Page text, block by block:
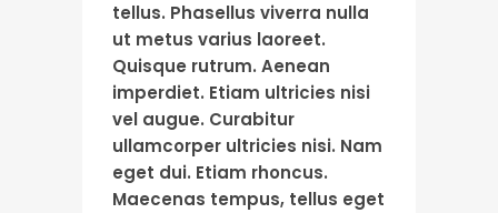
tellus. Phasellus viverra nulla
ut metus varius laoreet.
Quisque rutrum. Aenean
imperdiet. Etiam ultricies nisi
vel augue. Curabitur
ullamcorper ultricies nisi. Nam
eget dui. Etiam rhoncus.
Maecenas tempus, tellus eget